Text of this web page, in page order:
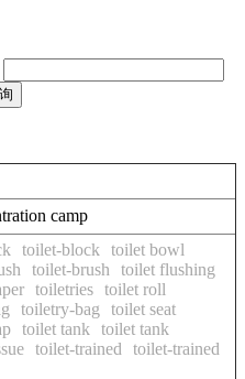
camp
toilet-block
toilet bowl
toilet-brush
toilet flushing
toiletries toilet roll
toiletry-bag
toilet seat
toilet tank
toilet tank
toilet-trained
toilet-trained